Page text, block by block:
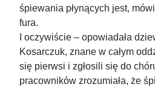
śpiewania płynących jest,
fura.
I oczywiście – opowiadała
Kosarczuk, znane w całym
się pierwsi i zgłosili się do
pracowników zrozumiała, że